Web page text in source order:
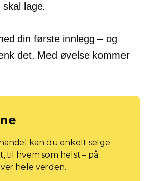
lage.
din første innlegg – og
det. Med øvelse kommer
kan du enkelt selge
til hvem som helst – på
hele verden.